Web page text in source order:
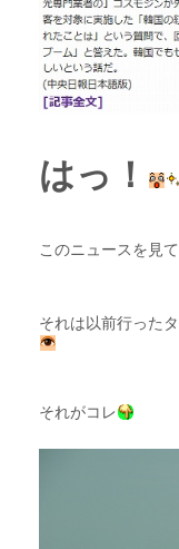
はっ！
このニュースを見
それは以前行った
それがコレ